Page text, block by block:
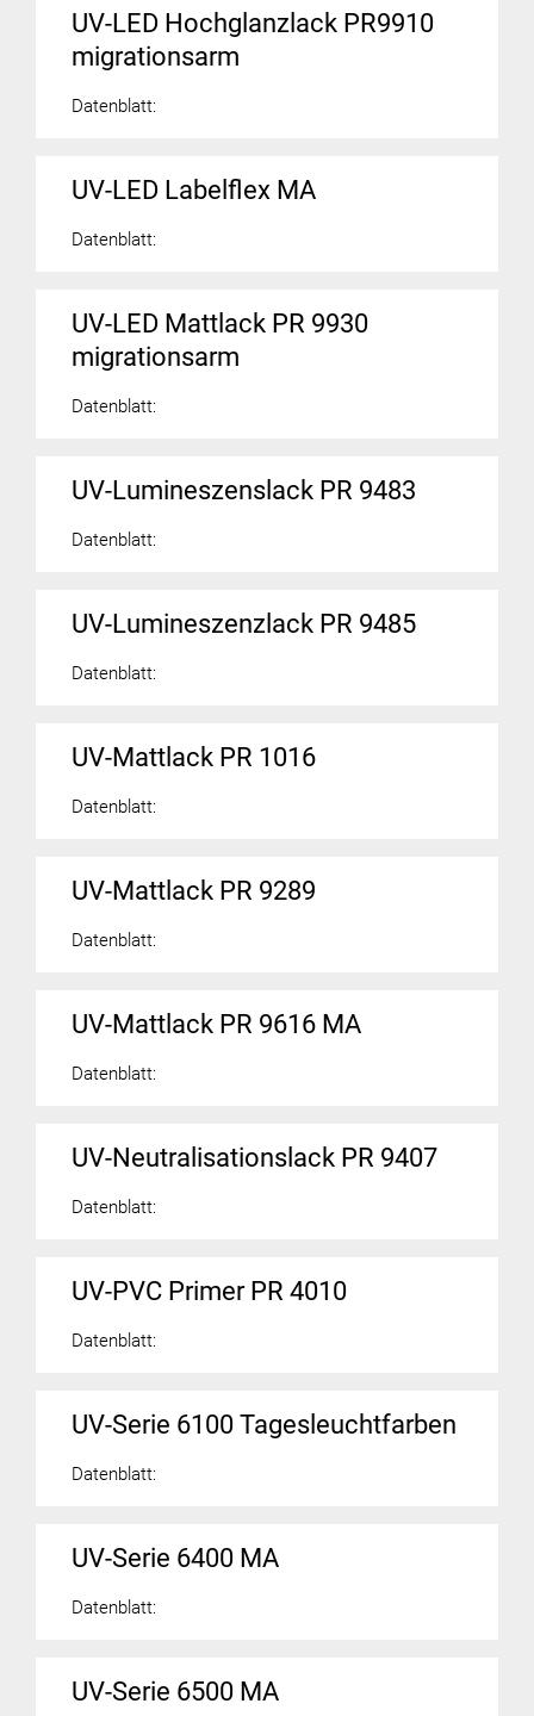
UV-LED Hochglanzlack PR9910
migrationsarm
Datenblatt:
UV-LED Labelflex MA
Datenblatt:
UV-LED Mattlack PR 9930
migrationsarm
Datenblatt:
UV-Lumineszenslack PR 9483
Datenblatt:
UV-Lumineszenzlack PR 9485
Datenblatt:
UV-Mattlack PR 1016
Datenblatt:
UV-Mattlack PR 9289
Datenblatt:
UV-Mattlack PR 9616 MA
Datenblatt:
UV-Neutralisationslack PR 9407
Datenblatt:
UV-PVC Primer PR 4010
Datenblatt:
UV-Serie 6100 Tagesleuchtfarben
Datenblatt:
UV-Serie 6400 MA
Datenblatt:
UV-Serie 6500 MA